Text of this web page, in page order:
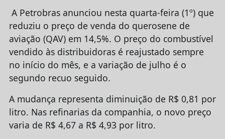
A Petrobras anunciou nesta quarta-feira (1º) que
reduziu o preço de venda do querosene de
aviação (QAV) em 14,5%. O preço do combustível
vendido às distribuidoras é reajustado sempre
no início do mês, e a variação de julho é o
segundo recuo seguido.
A mudança representa diminuição de R$ 0,81 por
litro. Nas refinarias da companhia, o novo preço
varia de R$ 4,67 a R$ 4,93 por litro.